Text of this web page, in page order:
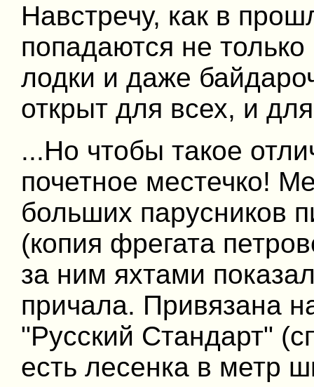
Навстречу, как в
попадаются не
лодки и даже
открыт для всех, и
...Но чтобы такое
почетное местечко!
больших парусников
(копия фрегата
за ним яхтами
причала. Привязана
"Русский Стандарт"
есть лесенка в метр